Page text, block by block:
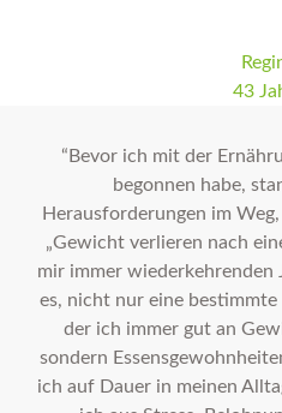
43
“Bevor ich mit der
begonnen habe,
Herausforderungen im
„Gewicht verlieren nach
mir immer
es, nicht nur eine
der ich immer gut an
sondern
ich auf Dauer in meinen